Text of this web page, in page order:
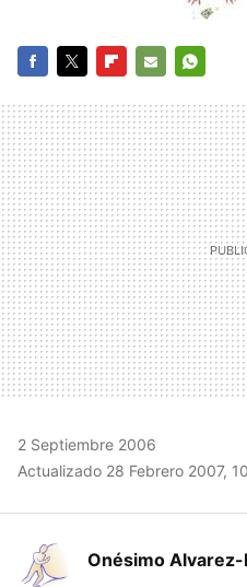
MAIL
2 Septiembre 2006
Actualizado 28 Febrero 2007,
Onésimo